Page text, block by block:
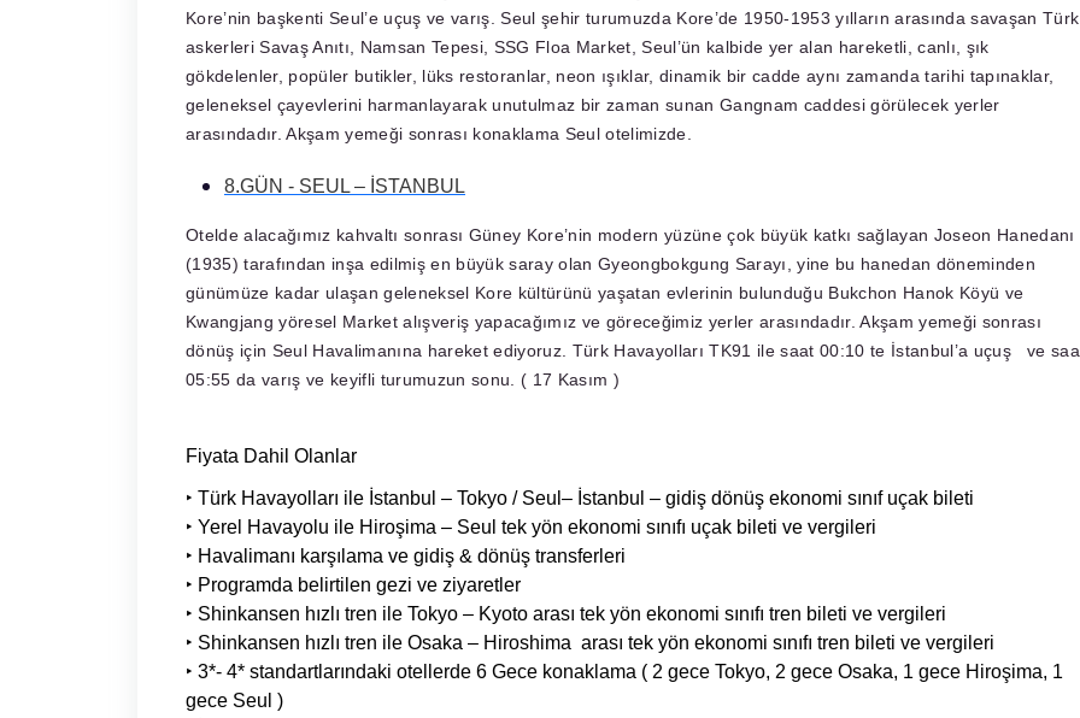
Kore’nin başkenti Seul’e uçuş ve varış. Seul şehir turumuzda Kore’de 1950-1953 yılların arasında savaşan Türk
askerleri Savaş Anıtı, Namsan Tepesi, SSG Floa Market, Seul’ün kalbide yer alan hareketli, canlı, şık
gökdelenler, popüler butikler, lüks restoranlar, neon ışıklar, dinamik bir cadde aynı zamanda tarihi tapınaklar,
geleneksel çayevlerini harmanlayarak unutulmaz bir zaman sunan Gangnam caddesi görülecek yerler
arasındadır. Akşam yemeği sonrası konaklama Seul otelimizde.
8.GÜN - SEUL – İSTANBUL
Otelde alacağımız kahvaltı sonrası Güney Kore’nin modern yüzüne çok büyük katkı sağlayan Joseon Hanedanı
(1935) tarafından inşa edilmiş en büyük saray olan Gyeongbokgung Sarayı, yine bu hanedan döneminden
günümüze kadar ulaşan geleneksel Kore kültürünü yaşatan evlerinin bulunduğu Bukchon Hanok Köyü ve
Kwangjang yöresel Market alışveriş yapacağımız ve göreceğimiz yerler arasındadır. Akşam yemeği sonrası
dönüş için Seul Havalimanına hareket ediyoruz. Türk Havayolları TK91 ile saat 00:10 te İstanbul’a uçuş ve
05:55 da varış ve keyifli turumuzun sonu. ( 17 Kasım )
Fiyata Dahil Olanlar
‣ Türk Havayolları ile İstanbul – Tokyo / Seul– İstanbul – gidiş dönüş ekonomi sınıf uçak bileti
‣ Yerel Havayolu ile Hiroşima – Seul tek yön ekonomi sınıfı uçak bileti ve vergileri
‣ Havalimanı karşılama ve gidiş & dönüş transferleri
‣ Programda belirtilen gezi ve ziyaretler
‣ Shinkansen hızlı tren ile Tokyo – Kyoto arası tek yön ekonomi sınıfı tren bileti ve vergileri
‣ Shinkansen hızlı tren ile Osaka – Hiroshima arası tek yön ekonomi sınıfı tren bileti ve vergileri
‣ 3*- 4* standartlarındaki otellerde 6 Gece konaklama ( 2 gece Tokyo, 2 gece Osaka, 1 gece Hiroşima, 1
gece Seul )